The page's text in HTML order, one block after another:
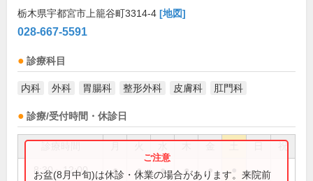
栃木県宇都宮市上籠谷町3314-4 [地図]
028-667-5591
診療科目
内科 外科 胃腸科 整形外科 皮膚科 肛門科
診療/受付時間・休診日
祝
8:30～12:00 ● ● ● ● ●
お盆(8月中旬)は休診・休業の場合があります。来院前